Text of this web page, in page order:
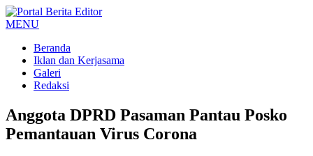
MENU
Beranda
Iklan dan Kerjasama
Galeri
Redaksi
Anggota DPRD Pasaman Pantau Posko
Pemantauan Virus Corona